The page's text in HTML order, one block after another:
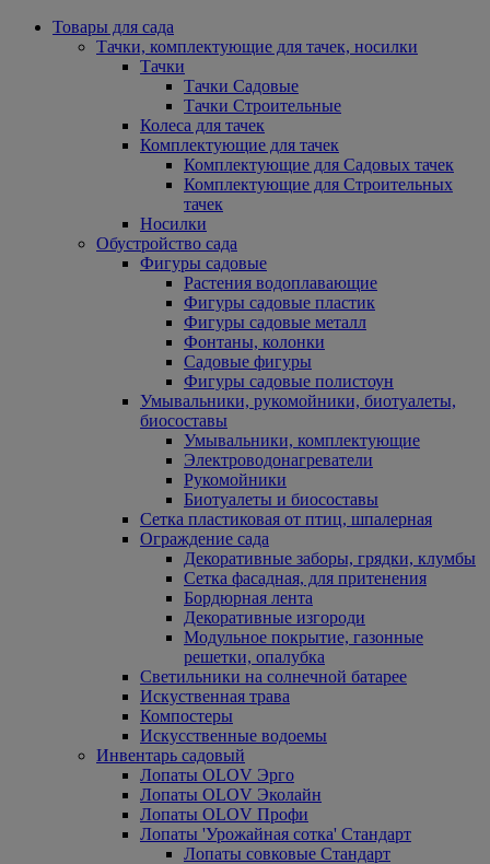
Товары для сада
Тачки, комплектующие для тачек, носилки
Тачки
Тачки Садовые
Тачки Строительные
Колеса для тачек
Комплектующие для тачек
Комплектующие для Садовых тачек
Комплектующие для Строительных
тачек
Носилки
Обустройство сада
Фигуры садовые
Растения водоплавающие
Фигуры садовые пластик
Фигуры садовые металл
Фонтаны, колонки
Садовые фигуры
Фигуры садовые полистоун
Умывальники, рукомойники, биотуалеты,
биосоставы
Умывальники, комплектующие
Электроводонагреватели
Рукомойники
Биотуалеты и биосоставы
Сетка пластиковая от птиц, шпалерная
Ограждение сада
Декоративные заборы, грядки, клумбы
Сетка фасадная, для притенения
Бордюрная лента
Декоративные изгороди
Модульное покрытие, газонные
решетки, опалубка
Светильники на солнечной батарее
Искуственная трава
Компостеры
Искусственные водоемы
Инвентарь садовый
Лопаты OLOV Эрго
Лопаты OLOV Эколайн
Лопаты OLOV Профи
Лопаты 'Урожайная сотка' Стандарт
Лопаты совковые Стандарт